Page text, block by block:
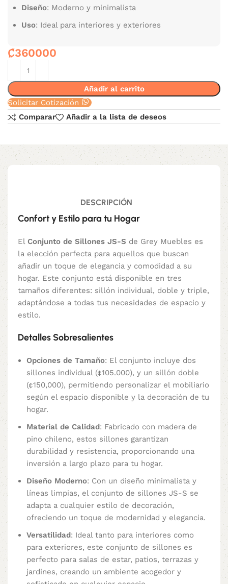
Diseño: Moderno y minimalista
Uso: Ideal para interiores y exteriores
₡360000
Añadir al carrito
Solicitar Cotización
Comparar
Añadir a la lista de deseos
DESCRIPCIÓN
Confort y Estilo para tu Hogar
El Conjunto de Sillones JS-S de Grey Muebles es
la elección perfecta para aquellos que buscan
añadir un toque de elegancia y comodidad a su
hogar. Este conjunto está disponible en tres
tamaños diferentes: sillón individual, doble y triple,
adaptándose a todas tus necesidades de espacio y
estilo.
Detalles Sobresalientes
Opciones de Tamaño: El conjunto incluye dos
sillones individual (¢105.000), y un sillón doble
(¢150,000), permitiendo personalizar el mobiliario
según el espacio disponible y la decoración de tu
hogar.
Material de Calidad: Fabricado con madera de
pino chileno, estos sillones garantizan
durabilidad y resistencia, proporcionando una
inversión a largo plazo para tu hogar.
Diseño Moderno: Con un diseño minimalista y
líneas limpias, el conjunto de sillones JS-S se
adapta a cualquier estilo de decoración,
ofreciendo un toque de modernidad y elegancia.
Versatilidad: Ideal tanto para interiores como
para exteriores, este conjunto de sillones es
perfecto para salas de estar, patios, terrazas y
jardines, creando un ambiente acogedor y